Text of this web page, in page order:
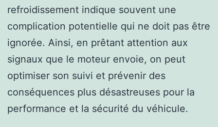
refroidissement indique souvent une
complication potentielle qui ne doit pas être
ignorée. Ainsi, en prêtant attention aux
signaux que le moteur envoie, on peut
optimiser son suivi et prévenir des
conséquences plus désastreuses pour la
performance et la sécurité du véhicule.